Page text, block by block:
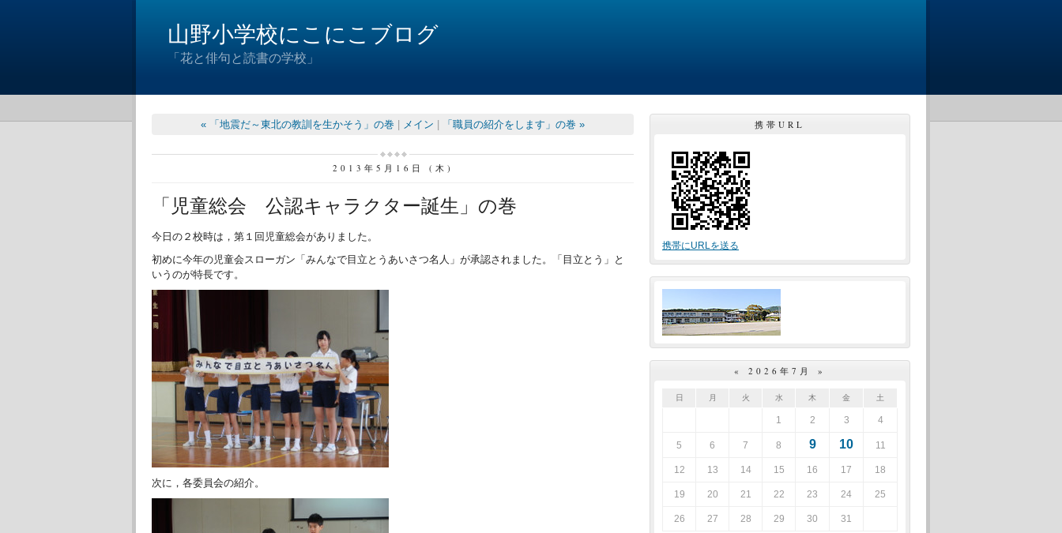
山野小学校にこにこブログ
「花と俳句と読書の学校」
« 「地震だ～東北の教訓を生かそう」の巻 メイン 「職員の紹介をします」の巻 »
2013年5月16日 (木)
「児童総会 公認キャラクター誕生」の巻
今日の２校時は，第１回児童総会がありました。
初めに今年の児童会スローガン「みんなで目立とうあいさつ名人」が承認されました。「目立とう」と
いうのが特長です。
次に，各委員会の紹介。
携帯URL
携帯にURLを送る
« 2026年7月 »
日 月 火 水 木 金 土
1 2 3 4
5 6 7 8 9 10 11
12 13 14 15 16 17 18
19 20 21 22 23 24 25
26 27 28 29 30 31